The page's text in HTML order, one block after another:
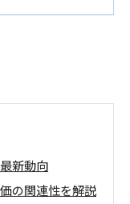
新動向
の関連性を解説